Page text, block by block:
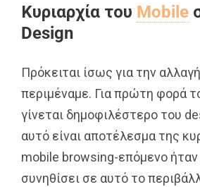
Κυριαρχία του Mobile
Design
Πρόκειται ίσως για την
περιμέναμε. Για πρώτη φορά
γίνεται δημοφιλέστερο του
αυτό είναι αποτέλεσμα της
mobile browsing-επόμενο
συνηθίσει σε αυτό το